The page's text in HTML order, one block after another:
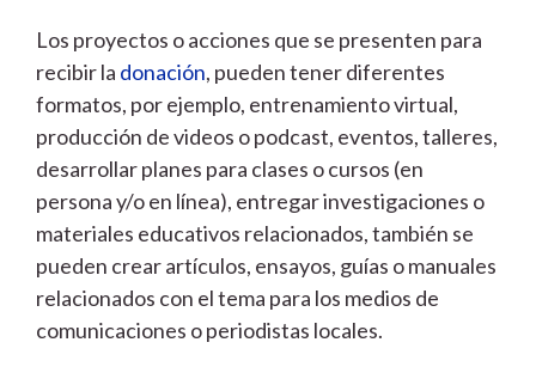
Los proyectos o acciones que se presenten para
recibir la donación, pueden tener diferentes
formatos, por ejemplo, entrenamiento virtual,
producción de videos o podcast, eventos, talleres,
desarrollar planes para clases o cursos (en
persona y/o en línea), entregar investigaciones o
materiales educativos relacionados, también se
pueden crear artículos, ensayos, guías o manuales
relacionados con el tema para los medios de
comunicaciones o periodistas locales.